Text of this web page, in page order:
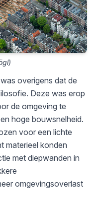
overigens dat de
Deze was erop
de omgeving te
hoge bouwsnelheid.
voor een lichte
materieel konden
met diepwanden in
omgevingsoverlast